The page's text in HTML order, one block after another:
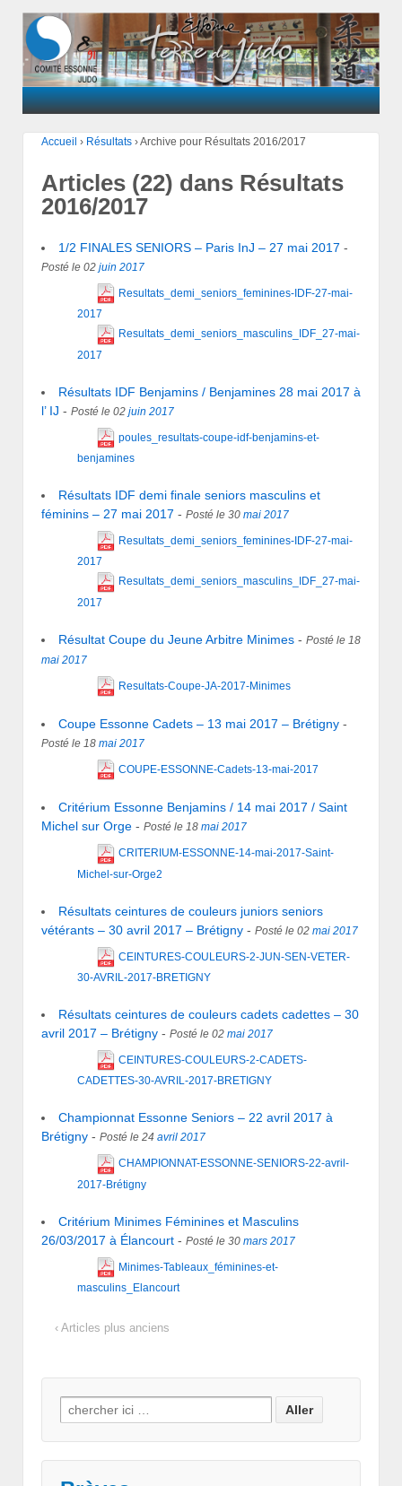
Accueil › Résultats ›Archive pour Résultats 2016/2017
Articles (22) dans Résultats
2016/2017
1/2 FINALES SENIORS – Paris InJ – 27 mai 2017 -
Posté le 02 juin 2017
Resultats_demi_seniors_feminines-IDF-27-mai-
2017
Resultats_demi_seniors_masculins_IDF_27-mai-
2017
Résultats IDF Benjamins / Benjamines 28 mai 2017 à
l’ IJ - Posté le 02 juin 2017
poules_resultats-coupe-idf-benjamins-et-
benjamines
Résultats IDF demi finale seniors masculins et
féminins – 27 mai 2017 - Posté le 30 mai 2017
Resultats_demi_seniors_feminines-IDF-27-mai-
2017
Resultats_demi_seniors_masculins_IDF_27-mai-
2017
Résultat Coupe du Jeune Arbitre Minimes - Posté le 18
mai 2017
Resultats-Coupe-JA-2017-Minimes
Coupe Essonne Cadets – 13 mai 2017 – Brétigny -
Posté le 18 mai 2017
COUPE-ESSONNE-Cadets-13-mai-2017
Critérium Essonne Benjamins / 14 mai 2017 / Saint
Michel sur Orge - Posté le 18 mai 2017
CRITERIUM-ESSONNE-14-mai-2017-Saint-
Michel-sur-Orge2
Résultats ceintures de couleurs juniors seniors
vétérants – 30 avril 2017 – Brétigny - Posté le 02 mai 2017
CEINTURES-COULEURS-2-JUN-SEN-VETER-
30-AVRIL-2017-BRETIGNY
Résultats ceintures de couleurs cadets cadettes – 30
avril 2017 – Brétigny - Posté le 02 mai 2017
CEINTURES-COULEURS-2-CADETS-
CADETTES-30-AVRIL-2017-BRETIGNY
Championnat Essonne Seniors – 22 avril 2017 à
Brétigny - Posté le 24 avril 2017
CHAMPIONNAT-ESSONNE-SENIORS-22-avril-
2017-Brétigny
Critérium Minimes Féminines et Masculins
26/03/2017 à Élancourt - Posté le 30 mars 2017
Minimes-Tableaux_féminines-et-
masculins_Elancourt
‹ Articles plus anciens
Search for: